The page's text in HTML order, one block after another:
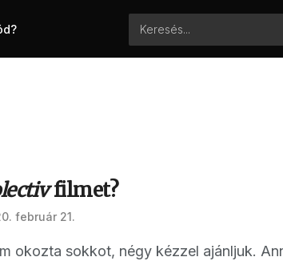
filmet?
február 21.
okozta sokkot, négy kézzel ajánljuk.